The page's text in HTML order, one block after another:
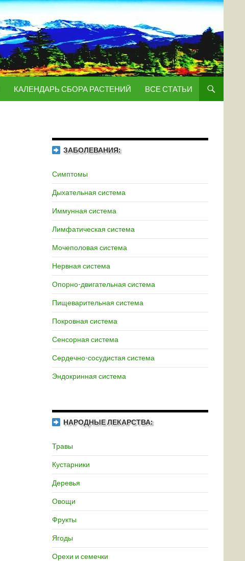
КАЛЕНДАРЬ СБОРА РАСТЕНИЙ ВСЕ СТАТЬИ
ЗАБОЛЕВАНИЯ:
Симптомы
Дыхательная система
Иммунная система
Лимфатическая система
Мочеполовая система
Нервная система
Опорно-двигательная система
Пищеварительная система
Покровная система
Сенсорная система
Сердечно-сосудистая система
Эндокринная система
НАРОДНЫЕ ЛЕКАРСТВА:
Травы
Кустарники
Деревья
Овощи
Фрукты
Ягоды
Орехи и семечки